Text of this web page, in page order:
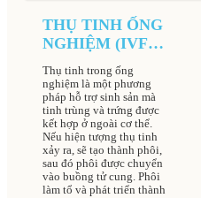
THỤ TINH ỐNG
NGHIỆM (IVF)
TẠI BỆNH VIỆN
NAM HỌC VÀ
HIẾM MUỘN
HÀ NỘI
Thụ tinh trong ống
nghiệm là một phương
pháp hỗ trợ sinh sản mà
tinh trùng và trứng được
kết hợp ở ngoài cơ thể.
Nếu hiện tượng thụ tinh
xảy ra, sẽ tạo thành phôi,
sau đó phôi được chuyển
vào buồng tử cung. Phôi
làm tổ và phát triển thành